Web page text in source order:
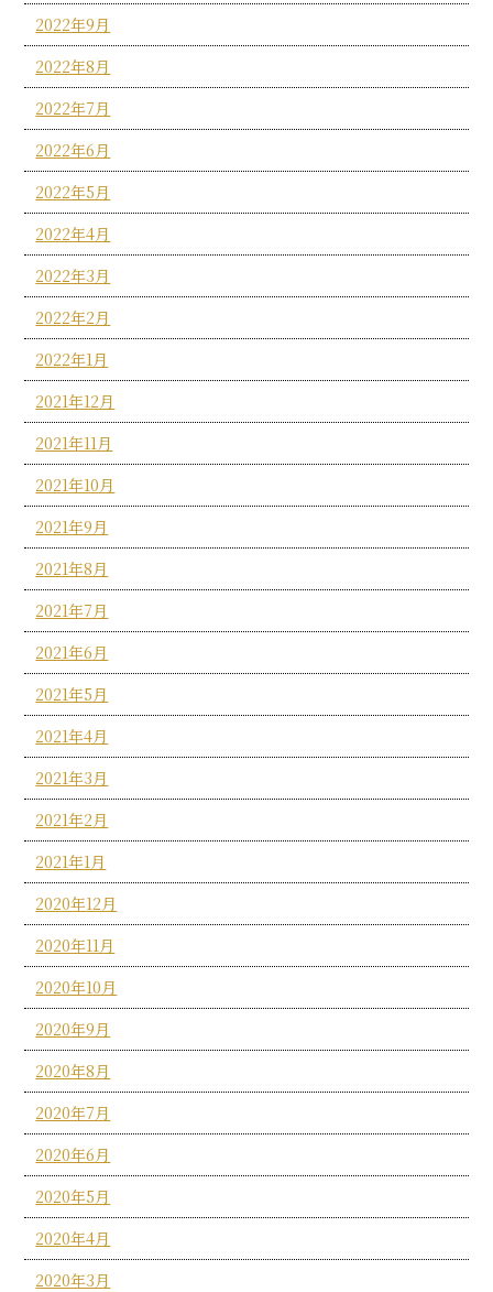
2022年9月
2022年8月
2022年7月
2022年6月
2022年5月
2022年4月
2022年3月
2022年2月
2022年1月
2021年12月
2021年11月
2021年10月
2021年9月
2021年8月
2021年7月
2021年6月
2021年5月
2021年4月
2021年3月
2021年2月
2021年1月
2020年12月
2020年11月
2020年10月
2020年9月
2020年8月
2020年7月
2020年6月
2020年5月
2020年4月
2020年3月